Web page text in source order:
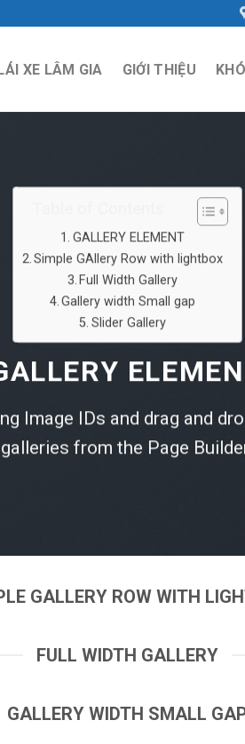
XE LÂM GIA GIỚI THIỆU
GALLERY ELEMENT
Simple GAllery Row with lightbox
Full Width Gallery
Gallery width Small gap
Slider Gallery
Image IDs and drag and
galleries from the Page
GALLERY ROW WITH
FULL WIDTH GALLERY
GALLERY WIDTH SMALL